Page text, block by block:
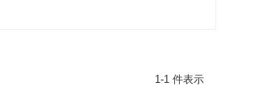
1-1 件表示